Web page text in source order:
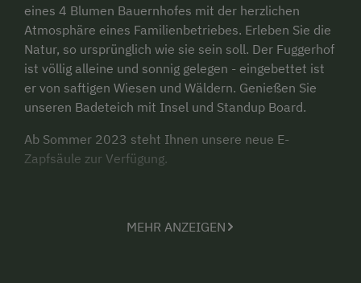
eines 4 Blumen Bauernhofes mit der herzlichen
Atmosphäre eines Familienbetriebes. Erleben Sie die
Natur, so ursprünglich wie sie sein soll. Der Fuggerhof
ist völlig alleine und sonnig gelegen - eingebettet ist
er von saftigen Wiesen und Wäldern. Genießen Sie
unseren Badeteich mit Insel und Standup Board.
Ab Sommer 2023 steht Ihnen unsere neue E-
Zapfsäule zur Verfügung.
MEHR ANZEIGEN